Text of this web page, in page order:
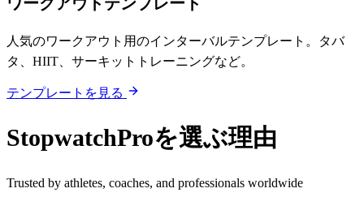
人気のワークアウト用のインターバルテンプレート。タバ
タ、HIIT、サーキットトレーニングなど。
テンプレートを見る
StopwatchProを選ぶ理由
Trusted by athletes, coaches, and professionals worldwide